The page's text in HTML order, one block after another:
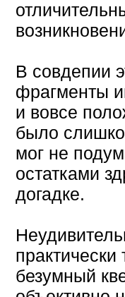
В совдепии
фрагменты
и вовсе
было
мог не
остатками
догадке.
безумный